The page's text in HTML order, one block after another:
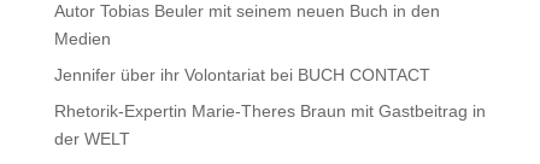
Autor Tobias Beuler mit seinem neuen Buch in den
Medien
Jennifer über ihr Volontariat bei BUCH CONTACT
Rhetorik-Expertin Marie-Theres Braun mit Gastbeitrag in
der WELT